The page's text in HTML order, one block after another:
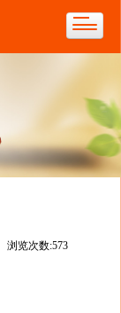
浏览次数:573